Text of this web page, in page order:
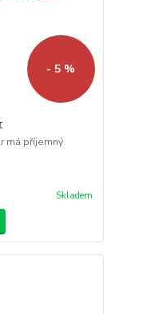
- 5 %
má příjemný
Skladem